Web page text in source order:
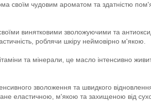
своїм чудовим ароматом та здатністю
винятковими зволожуючими та
роблячи шкіру неймовірно м'якою.
та мінерали, це масло інтенсивно
зволоження та швидкого
еластичною, м'якою та захищеною від